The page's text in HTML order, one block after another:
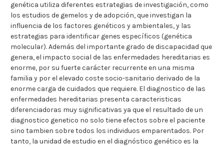
genética utiliza diferentes estrategias de investigación, como
los estudios de gemelos y de adopción, que investigan la
influencia de los factores genéticos y ambientales, y las
estrategias para identificar genes específicos (genética
molecular). Además del importante grado de discapacidad que
genera, el impacto social de las enfermedades hereditarias es
enorme, por su fuerte carácter recurrente en una misma
familia y por el elevado coste socio-sanitario derivado de la
enorme carga de cuidados que requiere. El diagnostico de las
enfermedades hereditarias presenta caracteristicas
diferenciadoras muy significativas ya que el resultado de un
diagnostico genetico no solo tiene efectos sobre el paciente
sino tambien sobre todos los individuos emparentados. Por
tanto, la unidad de estudio en el diagnóstico genético es la